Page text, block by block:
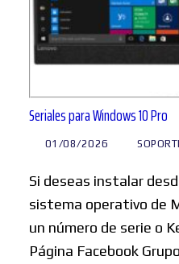
Seriales para Windows 10 Pro
01/08/2026
Si deseas instalar
sistema operativo de
un número de serie o
Página Facebook